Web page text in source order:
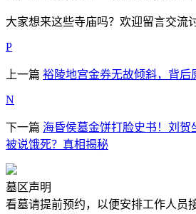
大家想来这些寺庙吗？欢迎留言交流
P
上一篇 裕陵地宫金券无故倾斜，背后
N
下一篇 海昏侯墓金饼打脸史书！刘贺
被说饿死？真相揭秘
墓区声明
看墓请提前预约，以便安排工作人员